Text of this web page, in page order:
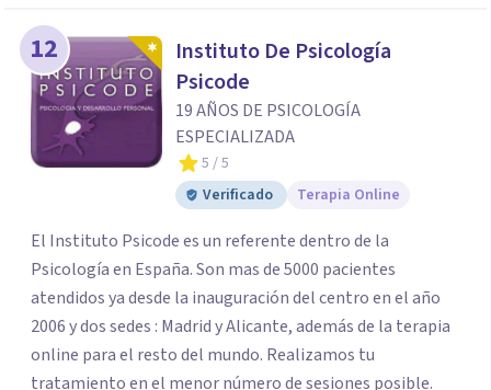
12
Instituto De Psicología
Psicode
19 AÑOS DE PSICOLOGÍA
ESPECIALIZADA
5 / 5
Verificado
Terapia Online
El Instituto Psicode es un referente dentro de la
Psicología en España. Son mas de 5000 pacientes
atendidos ya desde la inauguración del centro en el año
2006 y dos sedes : Madrid y Alicante, además de la terapia
online para el resto del mundo. Realizamos tu
tratamiento en el menor número de sesiones posible.